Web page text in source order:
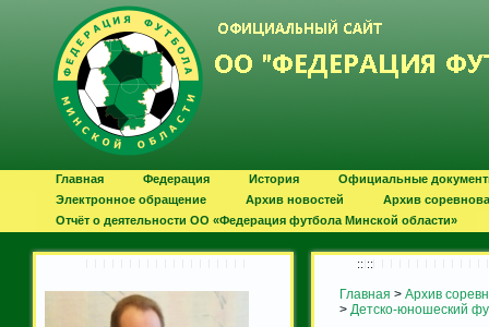
Главная Федерация История
Официальные
Электронное обращение
Архив новостей
Архив
Отчёт о деятельности ОО «Федерация футбола Минской области»
:: ::
Главная > Архив
> Детско-юношеский